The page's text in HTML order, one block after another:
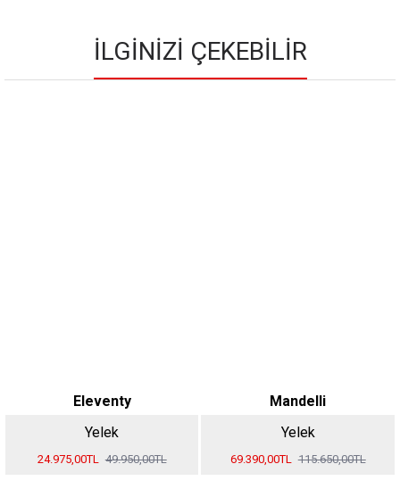
İLGINIZI ÇEKEBILIR
Eleventy
Yelek
24.975,00TL 49.950,00TL
Mandelli
Yelek
69.390,00TL 115.650,00TL